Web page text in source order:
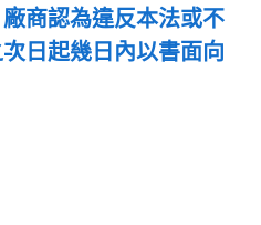
商認為違反本法或不
日起幾日內以書面向